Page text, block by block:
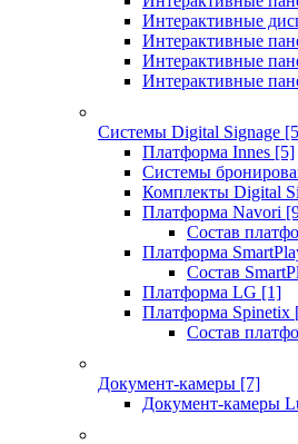
Интерактивные
Интерактивные
Интерактивные
Интерактивные
Системы Digital Signage
Платформа Innes [5]
Системы
Комплекты Digital
Платформа Navori
Состав
Платформа
Состав
Платформа LG [1]
Платформа Spinetix
Состав
Документ-камеры [7]
Документ-камеры